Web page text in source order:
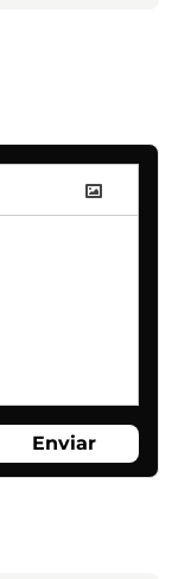
Enviar